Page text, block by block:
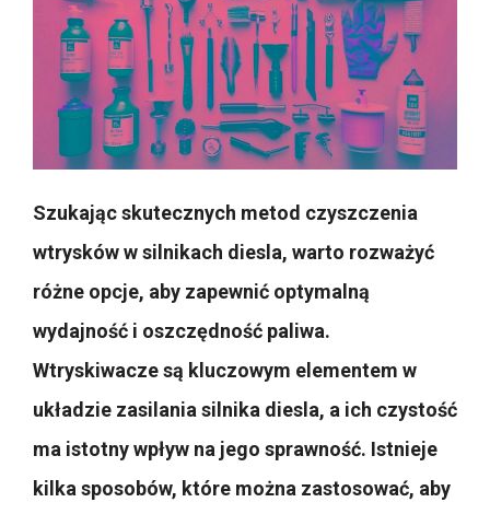
Szukając skutecznych metod czyszczenia
wtrysków w silnikach diesla, warto rozważyć
różne opcje, aby zapewnić optymalną
wydajność i oszczędność paliwa.
Wtryskiwacze są kluczowym elementem w
układzie zasilania silnika diesla, a ich czystość
ma istotny wpływ na jego sprawność. Istnieje
kilka sposobów, które można zastosować, aby